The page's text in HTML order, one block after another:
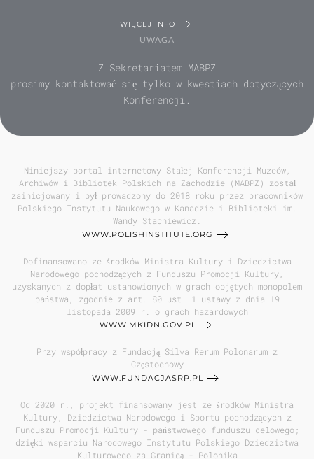
WIĘCEJ INFO
UWAGA
Z Sekretariatem MABPZ
prosimy kontaktować się tylko w kwestiach dotyczących
Konferencji.
Niniejszy portal internetowy Stałej Konferencji Muzeów,
Archiwów i Bibliotek Polskich na Zachodzie (MABPZ) został
zainicjowany i był prowadzony do 2018 roku przez pracowników
Polskiego Instytutu Naukowego w Kanadzie i Biblioteki im.
Wandy Stachiewicz.
WWW.POLISHINSTITUTE.ORG
Dofinansowano ze środków Ministra Kultury i Dziedzictwa
Narodowego pochodzących z Funduszu Promocji Kultury,
uzyskanych z dopłat ustanowionych w grach objętych monopolem
państwa, zgodnie z art. 80 ust. 1 ustawy z dnia 19
listopada 2009 r. o grach hazardowych
WWW.MKIDN.GOV.PL
Przy współpracy z Fundacją Silva Rerum Polonarum z
Częstochowy
WWW.FUNDACJASRP.PL
Od 2020 r., projekt finansowany jest ze środków Ministra
Kultury, Dziedzictwa Narodowego i Sportu pochodzących z
Funduszu Promocji Kultury - państwowego funduszu celowego;
dzięki wsparciu Narodowego Instytutu Polskiego Dziedzictwa
Kulturowego za Granicą - Polonika